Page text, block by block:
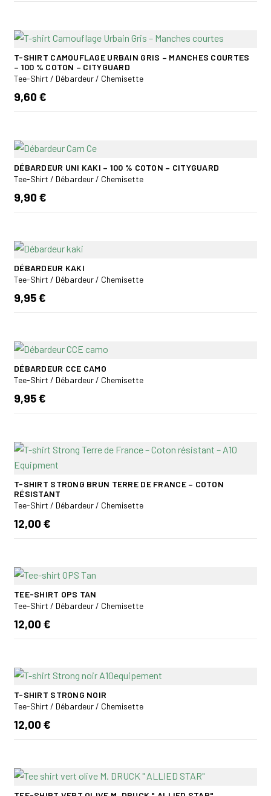
T-SHIRT CAMOUFLAGE URBAIN GRIS – MANCHES COURTES
– 100 % COTON – CITYGUARD
Tee-Shirt / Débardeur / Chemisette
9,60 €
DÉBARDEUR UNI KAKI – 100 % COTON – CITYGUARD
Tee-Shirt / Débardeur / Chemisette
9,90 €
DÉBARDEUR KAKI
Tee-Shirt / Débardeur / Chemisette
9,95 €
DÉBARDEUR CCE CAMO
Tee-Shirt / Débardeur / Chemisette
9,95 €
T-SHIRT STRONG BRUN TERRE DE FRANCE – COTON
RÉSISTANT
Tee-Shirt / Débardeur / Chemisette
12,00 €
TEE-SHIRT OPS TAN
Tee-Shirt / Débardeur / Chemisette
12,00 €
T-SHIRT STRONG NOIR
Tee-Shirt / Débardeur / Chemisette
12,00 €